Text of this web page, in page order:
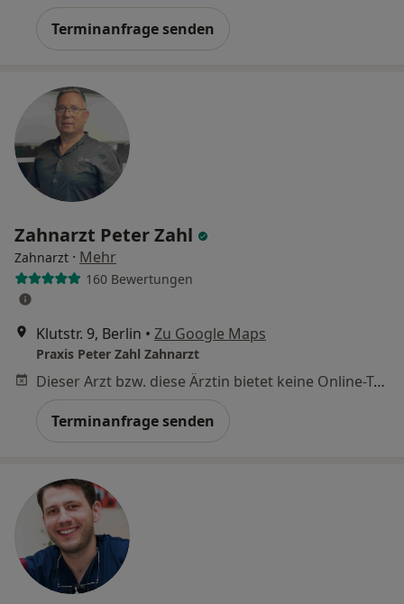
Terminanfrage senden
Zahnarzt Peter Zahl
Zahnarzt · Mehr
160 Bewertungen
Klutstr. 9, Berlin • Zu Google Maps
Praxis Peter Zahl Zahnarzt
Dieser Arzt bzw. diese Ärztin bietet keine Online-Terminbuchung an diesem Standort an.
Terminanfrage senden